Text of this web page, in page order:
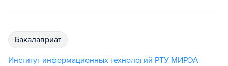
бакалавриат
Институт информационных технологий РТУ МИРЭА